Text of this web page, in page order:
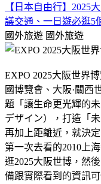
【日本自由行】2025
議交通、一日遊必逛5
國外旅遊 國外旅遊
EXPO 2025大阪世界
國博覽會、大阪·關西
題「讓生命更光輝的
デザイン），打造「
再加上距離近，就決
第一次去看的2010上
逛2025大阪世博，然
備跟實際看到的資訊